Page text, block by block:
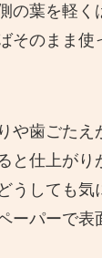
の葉を軽く
そのまま使
や歯ごたえ
と仕上がり
うしても気
ーパーで表